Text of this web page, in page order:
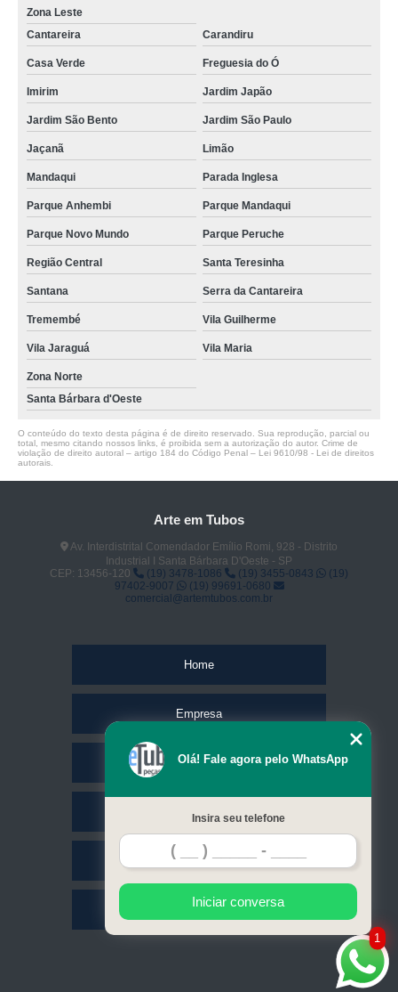
Zona Leste
Cantareira
Carandiru
Casa Verde Freguesia do Ó
Imirim Jardim Japão
Jardim São Bento Jardim São Paulo
Jaçanã Limão
Mandaqui Parada Inglesa
Parque Anhembi Parque Mandaqui
Parque Novo Mundo Parque Peruche
Região Central Santa Teresinha
Santana Serra da Cantareira
Tremembé Vila Guilherme
Vila Jaraguá Vila Maria
Zona Norte
Santa Bárbara d'Oeste
O conteúdo do texto desta página é de direito reservado. Sua reprodução, parcial ou
total, mesmo citando nossos links, é proibida sem a autorização do autor. Crime de
violação de direito autoral – artigo 184 do Código Penal – Lei 9610/98 - Lei de direitos
autorais
Arte em Tubos
Av. Interdistrital Comendador Emílio Romi, 928 - Distrito
Industrial I Santa Bárbara D'Oeste - SP
CEP: 13456-120
(19) 3478-1086 (19) 3455-0843
(19)
97402-9007
(19) 99691-0680
comercial@artemtubos.com.br
Home
Empresa
Missão
Serviços
Contato
Mapa do site
1
Olá! Fale agora pelo WhatsApp
Insira seu telefone
Iniciar conversa